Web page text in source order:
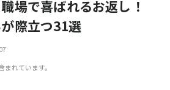
場で喜ばれるお返し！
際立つ31選
れています。